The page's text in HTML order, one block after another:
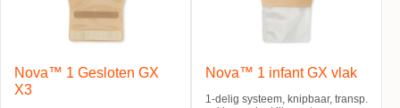
Nova™ 1 Gesloten GX
X3
Nova™ 1 infant GX vlak
1-delig systeem, knipbaar, transp.